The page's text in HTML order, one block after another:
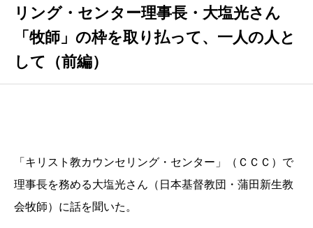
リング・センター理事長・大塩光さん
「牧師」の枠を取り払って、一人の人と
して（前編）
「キリスト教カウンセリング・センター」（ＣＣＣ）で
理事長を務める大塩光さん（日本基督教団・蒲田新生教
会牧師）に話を聞いた。